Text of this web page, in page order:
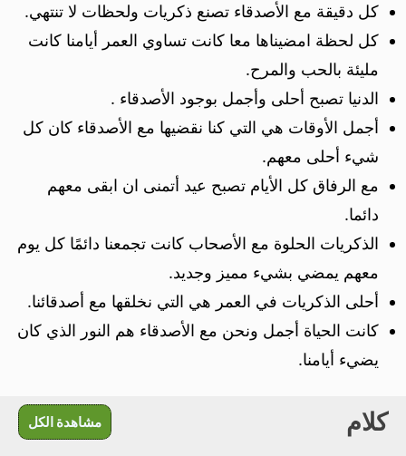
كل دقيقة مع الأصدقاء تصنع ذكريات ولحظات لا تنتهي.
كل لحظة امضيناها معا كانت تساوي العمر أيامنا كانت
مليئة بالحب والمرح.
الدنيا تصبح أحلى وأجمل بوجود الأصدقاء .
أجمل الأوقات هي التي كنا نقضيها مع الأصدقاء كان كل
شيء أحلى معهم.
مع الرفاق كل الأيام تصبح عيد أتمنى ان ابقى معهم
دائما.
الذكريات الحلوة مع الأصحاب كانت تجمعنا دائمًا كل يوم
معهم يمضي بشيء مميز وجديد.
أحلى الذكريات في العمر هي التي نخلقها مع أصدقائنا.
كانت الحياة أجمل ونحن مع الأصدقاء هم النور الذي كان
يضيء أيامنا.
كلام مشاهدة الكل